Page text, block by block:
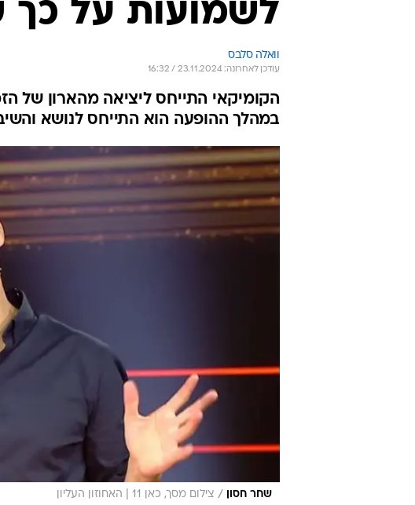
לשמועות על כך
וואלה סלבס
עודכן לאחרונה: 23.11.2024 / 16:32
הקומיקאי התייחס ליציאה מהארון של
במהלך ההופעה הוא התייחס לנושא
שחר חסון / צילום מסך, כאן 11 | האחוזון העליון